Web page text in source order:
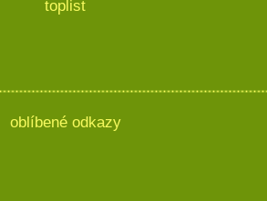
toplist
oblíbené odkazy